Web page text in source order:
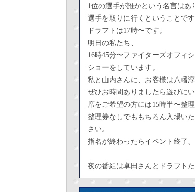
1位の選手が誰かという名言は
選手を取りに行くということです
ドラフトは17時〜です。
明日の私たち、
16時45分〜ファイターズオフィ
ショーをしています。
私と山内さんに、お客様は八幡淳
ぜひお時間ありましたら遊びに
席をご希望の方には15時半〜整
整理券なしでももちろん入場い
さい。
指名が終わったらイベント終了
夜の番組は卓田さんとドラフト